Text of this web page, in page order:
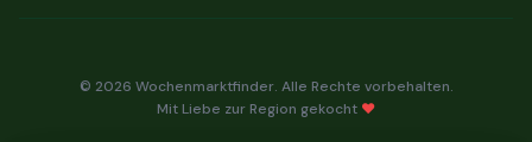
© 2026 Wochenmarktfinder. Alle Rechte vorbehalten.
Mit Liebe zur Region gekocht ❤